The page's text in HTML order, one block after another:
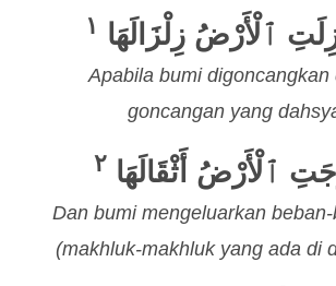
ٱلْأَرْضُ زِلْزَالَهَا ١
Apabila bumi digoncangkan
goncangan yang
ٱلْأَرْضُ أَثْقَالَهَا ٢
Dan bumi mengeluarkan
(makhluk-makhluk yang ada di